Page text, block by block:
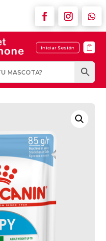
Iniciar Sesión 